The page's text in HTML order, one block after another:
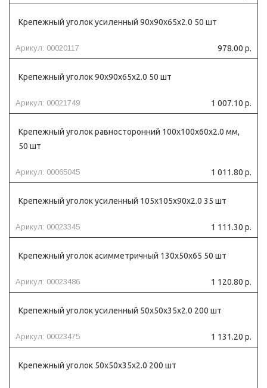
Крепежный уголок усиленный 90х90х65х2.0 50 шт
Арикул: 00020117 978.00 р.
Крепежный уголок 90х90х65х2.0 50 шт
Арикул: 00021749 1 007.10 р.
Крепежный уголок равносторонний 100х100х60х2.0 мм,
50 шт
Арикул: 00065045 1 011.80 р.
Крепежный уголок усиленный 105х105х90х2.0 35 шт
Арикул: 00023345 1 111.30 р.
Крепежный уголок асимметричный 130х50х65 50 шт
Арикул: 00023486 1 120.80 р.
Крепежный уголок усиленный 50х50х35х2.0 200 шт
Арикул: 00023475 1 131.20 р.
Крепежный уголок 50х50х35х2.0 200 шт